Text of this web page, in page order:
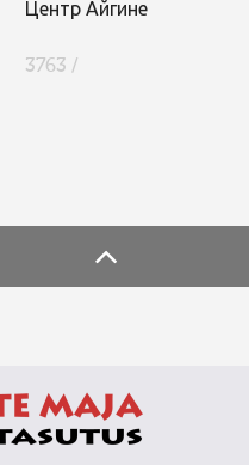
Центр Айгине
3763 /